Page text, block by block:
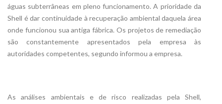
águas subterrâneas em pleno funcionamento. A prioridade da
Shell é dar continuidade à recuperação ambiental daquela área
onde funcionou sua antiga fábrica. Os projetos de remediação
são constantemente apresentados pela empresa às
autoridades competentes, segundo informou a empresa.
As análises ambientais e de risco realizadas pela Shell,